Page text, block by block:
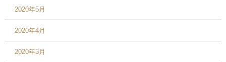
2020年5月
2020年4月
2020年3月